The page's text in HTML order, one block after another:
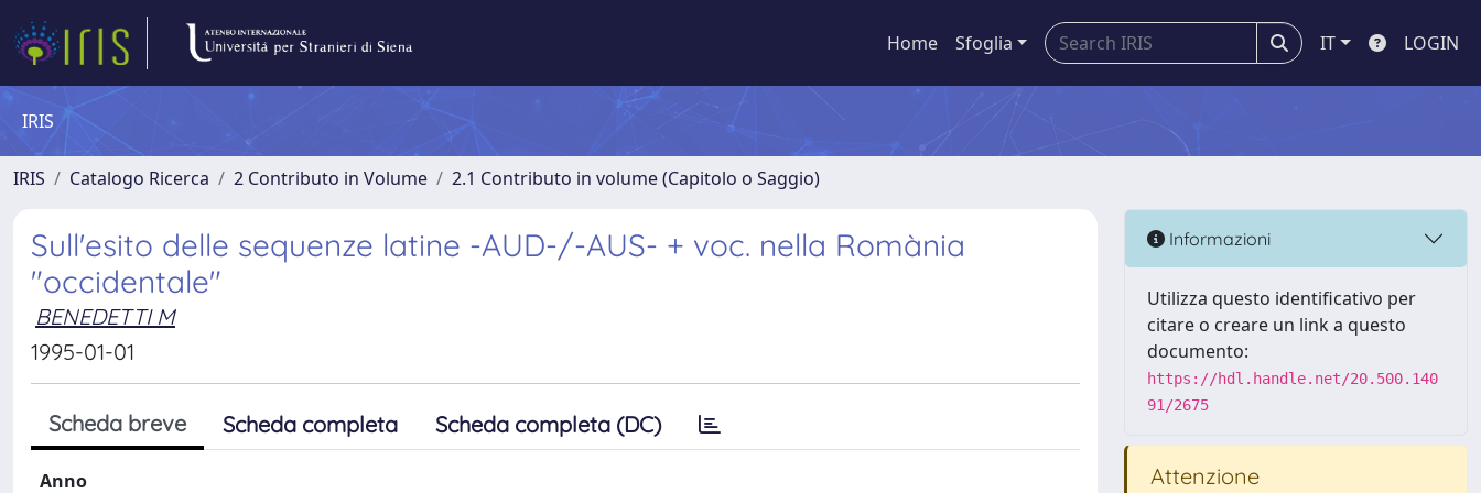
Home Sfoglia IT LOGIN
IRIS
IRIS Catalogo Ricerca 2 Contributo in Volume 2.1 Contributo in volume (Capitolo o Saggio)
Sull'esito delle sequenze latine -AUD-/-AUS- + voc. nella Romània
"occidentale"
BENEDETTI M
1995-01-01
Scheda breve Scheda completa Scheda completa (DC)
Anno
Informazioni
Utilizza questo identificativo per
citare o creare un link a questo
documento:
https://hdl.handle.net/20.500.140
91/2675
Attenzione